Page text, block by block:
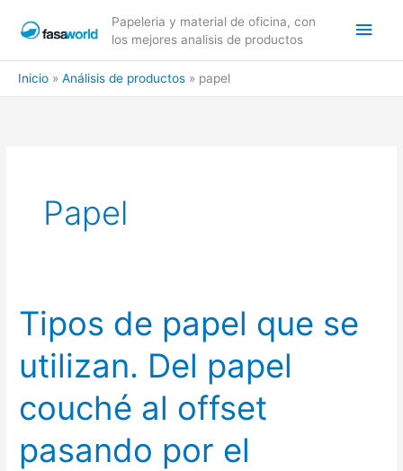
Papeleria y material de oficina, con
los mejores analisis de productos
Inicio Análisis de productos papel
Papel
Tipos de papel que se
utilizan. Del papel
couché al offset
pasando por el